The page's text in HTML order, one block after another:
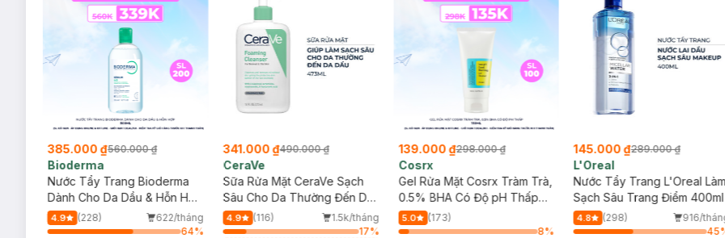
385.000 ₫560.000 ₫
Bioderma
Nước Tẩy Trang Bioderma
Dành Cho Da Dầu & Hỗn Hợp
500ml
4.9 (228)
622/tháng
64%
341.000 ₫490.000 ₫
CeraVe
Sữa Rửa Mặt CeraVe Sạch
Sâu Cho Da Thường Đến Da
Dầu 473ml
4.9 (116)
1.5k/tháng
17%
139.000 ₫298.000 ₫
Cosrx
Gel Rửa Mặt Cosrx Tràm Trà,
0.5% BHA Có Độ pH Thấp
150ml
5.0
(173)
8%
145.000 ₫289.000 ₫
L'Oreal
Nước Tẩy Trang L'Oreal Làm
Sạch Sâu Trang Điểm 400ml
4.8 (298)
916/
45